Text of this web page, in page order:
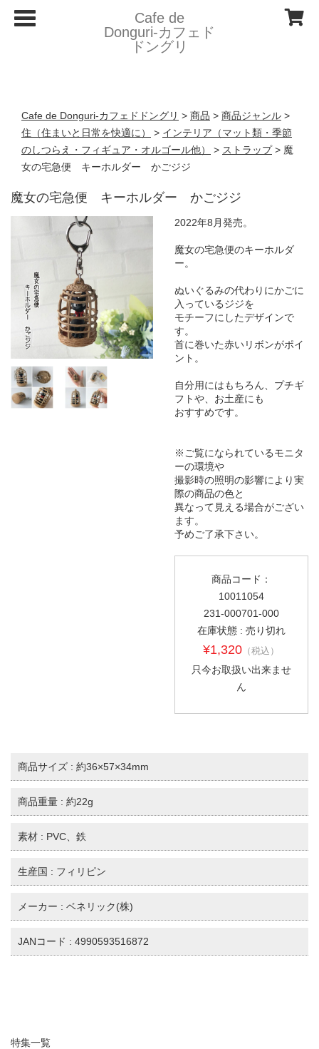
T
o
i
g
a
t
i
o
Cafe de
Donguri- カフェド
ドングリ
Cafe de Donguri- カフェドドングリ > 商品 > 商品ジャンル >
住（住まいと日常を快適に）
> インテリア（マット類・季節
のしつらえ・フィギュア・オルゴール他）
> ストラップ> 魔
女の宅急便 キーホルダー かごジジ
魔女の宅急便 キーホルダー かごジジ
2022年8月発売。
魔女の宅急便のキーホルダ
ー。
ぬいぐるみの代わりにかごに
入っているジジを
モチーフにしたデザインで
す。
首に巻いた赤いリボンがポイ
ント。
自分用にはもちろん、プチギ
フトや、お土産にも
おすすめです。
※ご覧になられているモニタ
ーの環境や
撮影時の照明の影響により実
際の商品の色と
異なって見える場合がござい
ます。
予めご了承下さい。
商品コード：
10011054
231-000701-000
在庫状態 : 売り切れ
¥1,320 （税込）
只今お取扱い出来ませ
ん
商品サイズ : 約36×57×34mm
商品重量 : 約22g
素材 : PVC、鉄
生産国 : フィリピン
メーカー : ベネリック(株)
JANコード : 4990593516872
特集一覧